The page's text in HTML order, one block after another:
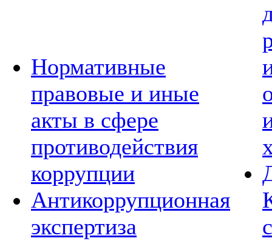
Нормативные
правовые и иные
акты в сфере
противодействия
коррупции
Антикоррупционная
экспертиза